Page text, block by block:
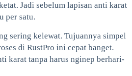
Jadi sebelum lapisan anti karat
per satu.
sering kelewat. Tujuannya simpel
di RustPro ini cepat banget.
karat tanpa harus nginep berhari-